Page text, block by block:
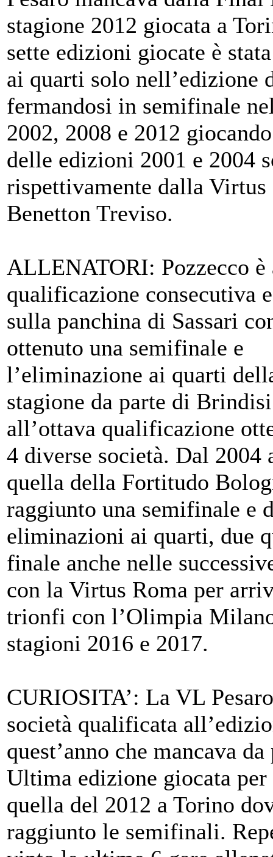
stagione 2012 giocata a
sette edizioni giocate è
ai quarti solo nell’edizione
fermandosi in semifinale
2002, 2008 e 2012
delle edizioni 2001 e 2004
rispettivamente dalla Virtus
Benetton Treviso.
ALLENATORI: Pozzecco è
qualificazione consecutiva
sulla panchina di Sassari
ottenuto una semifinale e
l’eliminazione ai quarti
stagione da parte di
all’ottava qualificazione
4 diverse società. Dal 2004
quella della Fortitudo
raggiunto una semifinale e
eliminazioni ai quarti, due
finale anche nelle
con la Virtus Roma per
trionfi con l’Olimpia
stagioni 2016 e 2017.
CURIOSITA’: La VL
società qualificata
quest’anno che mancava
Ultima edizione giocata per
quella del 2012 a Torino
raggiunto le semifinali.